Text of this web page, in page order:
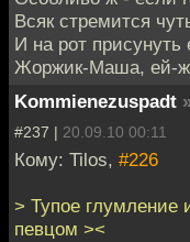
Всяк стремится
И на рот присунуть
Жоржик-Маша, ей-
Kommienezuspadt
#237 | 20.09.10 00:11
Кому: Tilos, #226
> Тупое глумление
певцом ><